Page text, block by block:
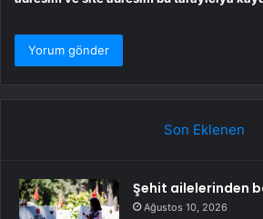
Son Eklenen
Şehit ailelerinden
Ağustos 10, 2026